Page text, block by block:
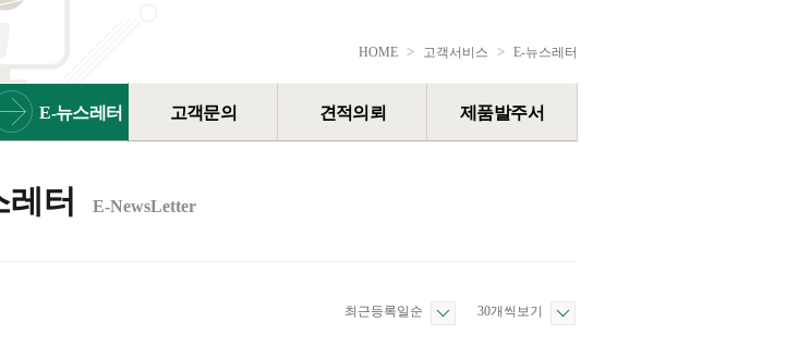
HOME > 고객서비스 > E-뉴스레터
E-뉴스레터 고객문의 견적의뢰 제품발주서
터 E-NewsLetter
30개씩보기
최근등록일순